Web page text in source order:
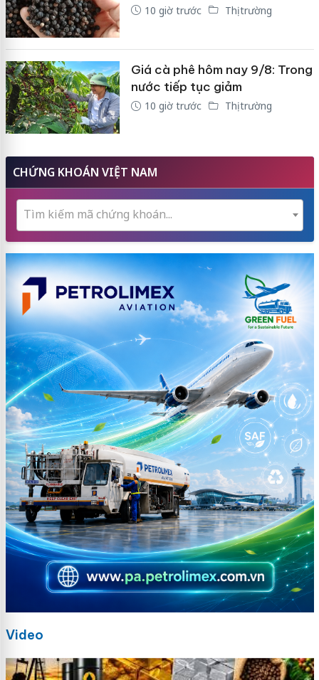
10 giờ trước Thị trường
Giá cà phê hôm nay 9/8: Trong
nước tiếp tục giảm
10 giờ trước Thị trường
CHỨNG KHOÁN VIỆT NAM
Tìm kiếm mã chứng khoán...
Video